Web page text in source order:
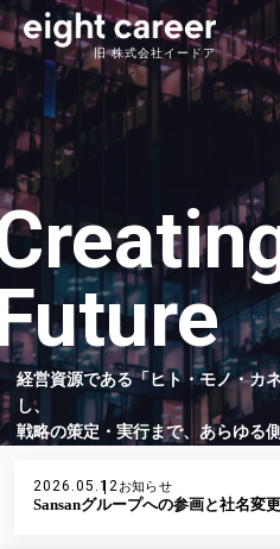
旧 株式会社イードア
経営資源である「ヒト・モノ・カ
し、
戦略の策定・実行まで、あらゆる
2026.05.12お知らせ
Sansanグループへの参画と社名変